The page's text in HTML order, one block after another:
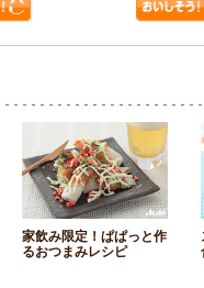
家飲み限定！ぱぱっと作
るおつまみレシピ